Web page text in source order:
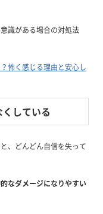
識がある場合の対処法
怖く感じる理由と安心し
している
、どんどん自信を失って
なダメージになりやすい